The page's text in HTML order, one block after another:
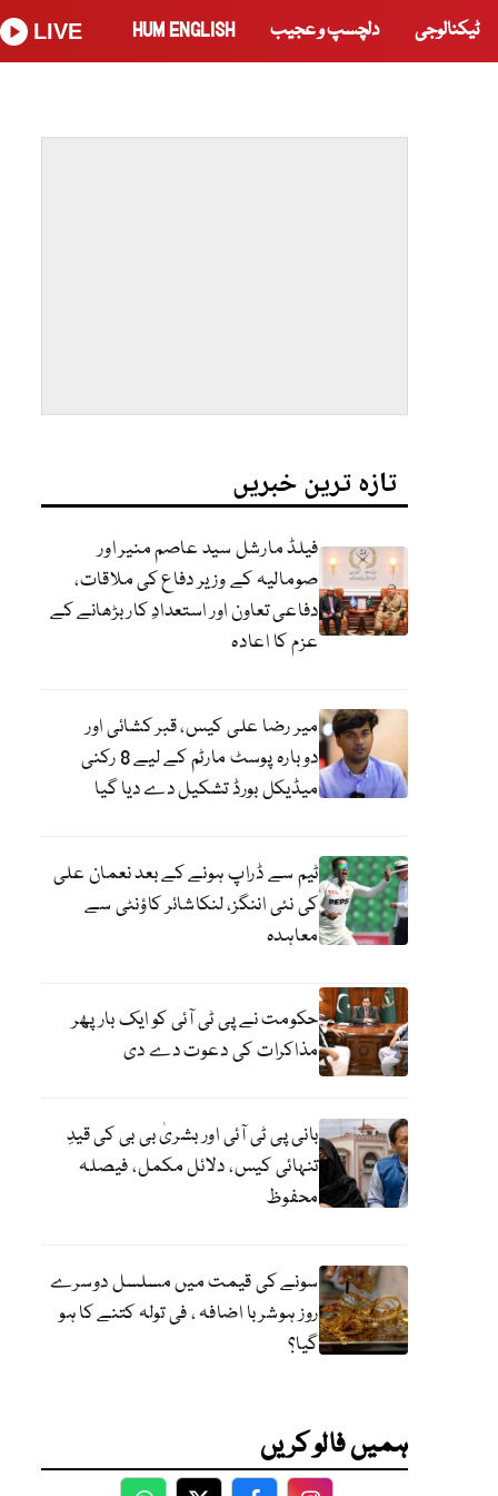
ٹیکنالوجی دلچسپ و عجیب HUM ENGLISH
LIVE
تازہ ترین خبریں
فیلڈ مارشل سید عاصم منیر اور
صومالیہ کے وزیر دفاع کی ملاقات،
دفاعی تعاون اور استعدادِ کار بڑھانے کے
عزم کا اعادہ
میر رضا علی کیس، قبر کشائی اور
دوبارہ پوسٹ مارٹم کے لیے 8 رکنی
میڈیکل بورڈ تشکیل دے دیا گیا
ٹیم سے ڈراپ ہونے کے بعد نعمان علی
کی نئی اننگز، لنکاشائر کاؤنٹی سے
معاہدہ
حکومت نے پی ٹی آئی کو ایک بارپھر
مذاکرات کی دعوت دے دی
بانی پی ٹی آئی اور بشریٰ بی بی کی قیدِ
تنہائی کیس، دلائل مکمل، فیصلہ
محفوظ
سونے کی قیمت میں مسلسل دوسرے
روز ہوشربا اضافہ ، فی تولہ کتنے کا ہو
گیا؟
ہمیں فالو کریں